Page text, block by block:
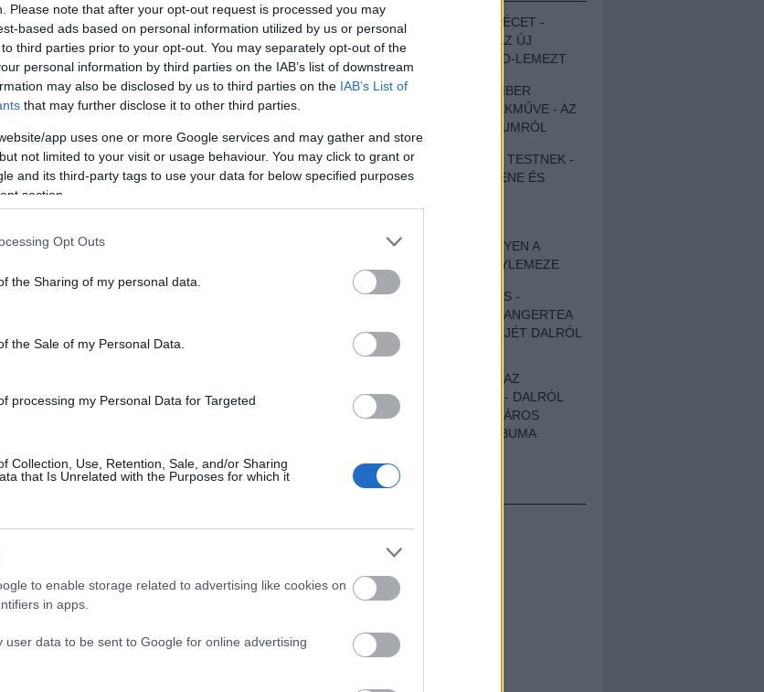
Please note that after your opt-out request is processed you may
based ads based on personal information utilized by us or personal
third parties prior to your opt-out. You may separately opt-out of the
personal information by third parties on the IAB’s list of downstream
may also be disclosed by us to third parties on the IAB’s List of
that may further disclose it to other third parties.
app uses one or more Google services and may gather and store
not limited to your visit or usage behaviour. You may click to grant or
and its third-party tags to use your data for below specified purposes
section.
Opt Outs
the Sharing of my personal data.
the Sale of my Personal Data.
processing my Personal Data for Targeted
Collection, Use, Retention, Sale, and/or Sharing
that Is Unrelated with the Purposes for which it
to enable storage related to advertising like cookies on
in apps.
user data to be sent to Google for online advertising
MEGUGROTTÁK A LÉCET -
MEGHALLGATTUK AZ ÚJ
PROTEST THE HERO-LEMEZT
EGY DÜHÖS VÉNEMBER
UNIVERZÁLIS REMEKMŰVE - AZ
ÚJ BOB DYLAN-ALBUMRÓL
ZENE LÉLEKNEK ÉS TESTNEK -
AUTENTIKUS NÉPZENE ÉS
SZOMORKODÁS - ILYEN A
KATATONIA ÚJ NAGYLEMEZE
CROCODILE NERVES -
HALLGASD MEG AZ ANGERTEA
MA MEGJELENT EP-JÉT DALRÓL
DALRA!
A FELELŐSSÉGTŐL AZ
ELLOPOTT FÖLDIG - DALRÓL
DALRA A KÉPZELT VÁROS
SAMIZDAT CÍMŰ ALBUMA
HIRDETÉS